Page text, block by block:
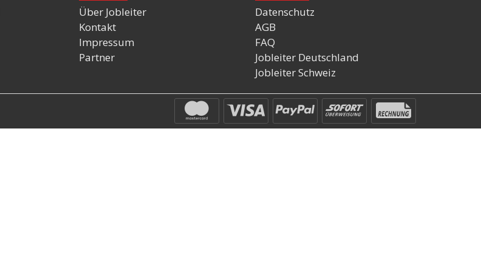
Über Jobleiter
Kontakt
Impressum
Partner
Datenschutz
AGB
FAQ
Jobleiter Deutschland
Jobleiter Schweiz